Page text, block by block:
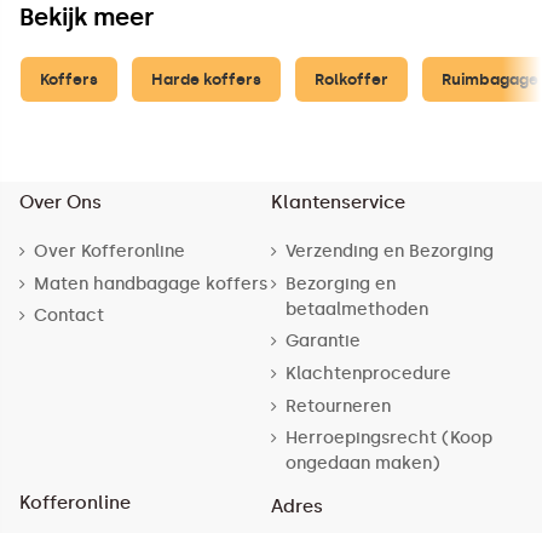
Bekijk meer
Koffers Harde koffers Rolkoffer
Over Ons
Over Kofferonline
Maten handbagage koffers
Contact
Klantenservice
Verzending en Bezorging
Bezorging en
betaalmethoden
Garantie
Klachtenprocedure
Retourneren
Herroepingsrecht (Koop
ongedaan maken)
Kofferonline Adres